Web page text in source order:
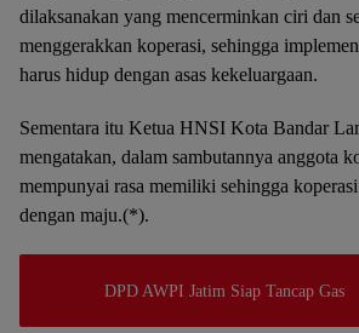
dilaksanakan yang mencerminkan ciri dan
menggerakkan koperasi, sehingga
harus hidup dengan asas kekeluargaan.
Sementara itu Ketua HNSI Kota Bandar
mengatakan, dalam sambutannya anggota
mempunyai rasa memiliki sehingga
dengan maju.(*).
DPD AWPI Jatim Siap Tancap Gas